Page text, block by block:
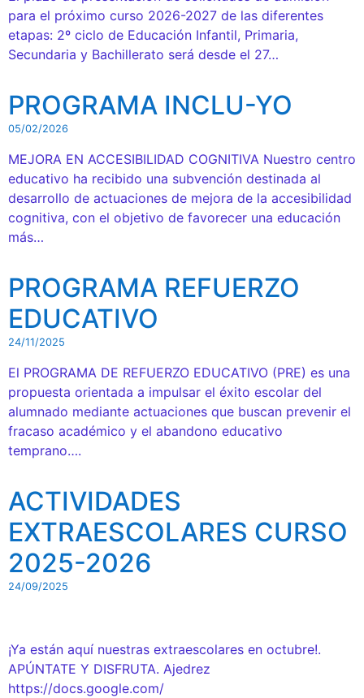
para el próximo curso 2026-2027 de las diferentes
etapas: 2º ciclo de Educación Infantil, Primaria,
Secundaria y Bachillerato será desde el 27…
PROGRAMA INCLU-YO
05/02/2026
MEJORA EN ACCESIBILIDAD COGNITIVA Nuestro centro
educativo ha recibido una subvención destinada al
desarrollo de actuaciones de mejora de la accesibilidad
cognitiva, con el objetivo de favorecer una educación
más…
PROGRAMA REFUERZO
EDUCATIVO
24/11/2025
El PROGRAMA DE REFUERZO EDUCATIVO (PRE) es una
propuesta orientada a impulsar el éxito escolar del
alumnado mediante actuaciones que buscan prevenir el
fracaso académico y el abandono educativo
temprano….
ACTIVIDADES
EXTRAESCOLARES CURSO
2025-2026
24/09/2025
¡Ya están aquí nuestras extraescolares en octubre!.
APÚNTATE Y DISFRUTA. Ajedrez
https://docs.google.com/